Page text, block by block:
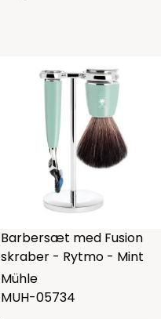
Barbersæt med Fusion
skraber - Rytmo - Mint
Mühle
MUH-05734